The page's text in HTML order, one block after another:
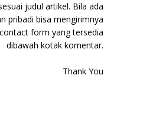
judul artikel. Bila ada
pribadi bisa mengirimnya
form yang tersedia
dibawah kotak komentar.
Thank You